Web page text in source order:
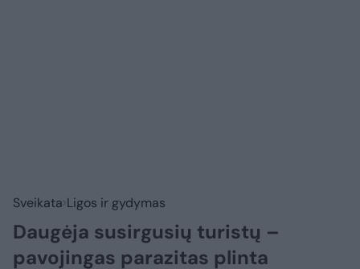
Sveikata Ligos ir gydymas
Daugėja susirgusių turistų –
pavojingas parazitas plinta